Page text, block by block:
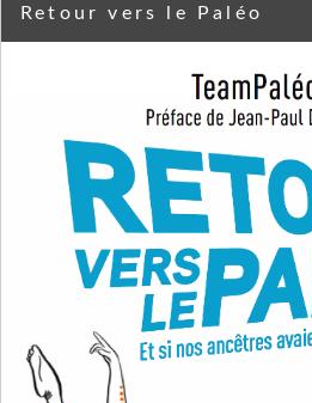
Retour vers le Paléo